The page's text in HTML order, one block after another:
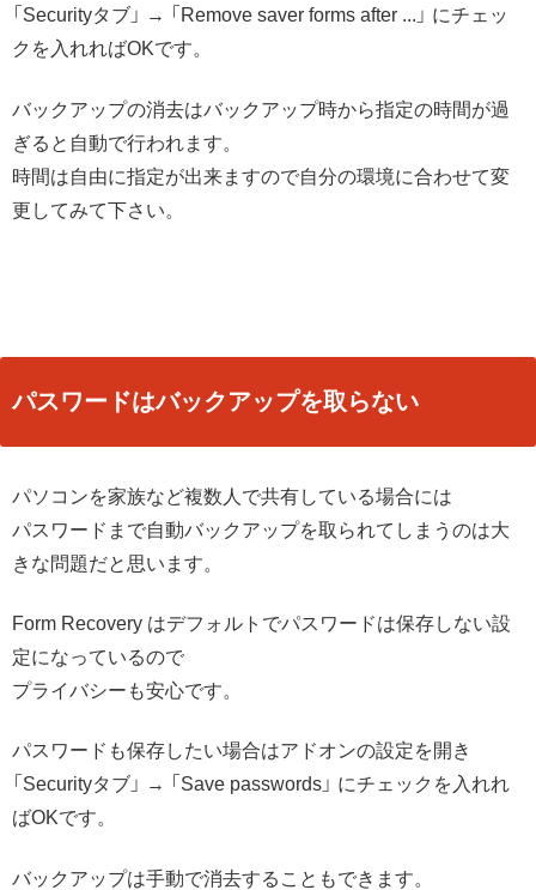
「Securityタブ」 → 「Remove saver forms after ...」 にチェッ
クを入れればOKです。
バックアップの消去はバックアップ時から指定の時間が過
ぎると自動で行われます。
時間は自由に指定が出来ますので自分の環境に合わせて変
更してみて下さい。
パスワードはバックアップを取らない
パソコンを家族など複数人で共有している場合には
パスワードまで自動バックアップを取られてしまうのは大
きな問題だと思います。
Form Recovery はデフォルトでパスワードは保存しない設
定になっているので
プライバシーも安心です。
パスワードも保存したい場合はアドオンの設定を開き
「Securityタブ」 → 「Save passwords」 にチェックを入れれ
ばOKです。
バックアップは手動で消去することもできます。